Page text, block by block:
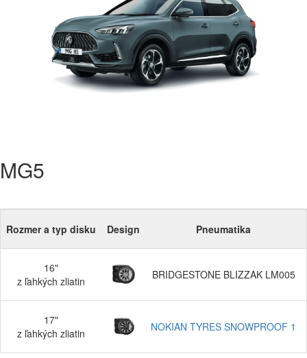
MG5
Rozmer a typ disku Design Pneumatika
16"
z ľahkých zliatin
BRIDGESTONE BLIZZAK LM005
17"
z ľahkých zliatin
NOKIAN TYRES SNOWPROOF 1